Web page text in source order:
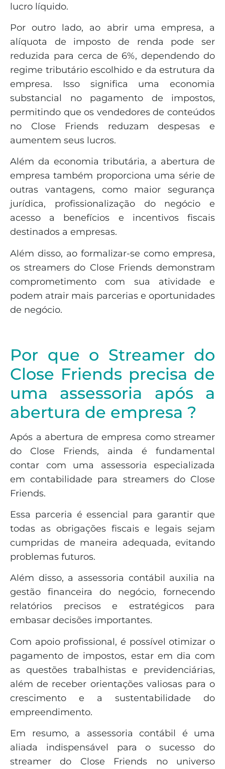
lucro líquido.
Por outro lado, ao abrir uma empresa, a
alíquota de imposto de renda pode ser
reduzida para cerca de 6%, dependendo do
regime tributário escolhido e da estrutura da
empresa. Isso significa uma economia
substancial no pagamento de impostos,
permitindo que os vendedores de conteúdos
no Close Friends reduzam despesas e
aumentem seus lucros.
Além da economia tributária, a abertura de
empresa também proporciona uma série de
outras vantagens, como maior segurança
jurídica, profissionalização do negócio e
acesso a benefícios e incentivos fiscais
destinados a empresas.
Além disso, ao formalizar-se como empresa,
os streamers do Close Friends demonstram
comprometimento com sua atividade e
podem atrair mais parcerias e oportunidades
de negócio.
Por que o Streamer do
Close Friends precisa de
uma assessoria após a
abertura de empresa ?
Após a abertura de empresa como streamer
do Close Friends, ainda é fundamental
contar com uma assessoria especializada
em contabilidade para streamers do Close
Friends.
Essa parceria é essencial para garantir que
todas as obrigações fiscais e legais sejam
cumpridas de maneira adequada, evitando
problemas futuros.
Além disso, a assessoria contábil auxilia na
gestão financeira do negócio, fornecendo
relatórios precisos e estratégicos para
embasar decisões importantes.
Com apoio profissional, é possível otimizar o
pagamento de impostos, estar em dia com
as questões trabalhistas e previdenciárias,
além de receber orientações valiosas para o
crescimento e a sustentabilidade do
empreendimento.
Em resumo, a assessoria contábil é uma
aliada indispensável para o sucesso do
streamer do Close Friends no universo